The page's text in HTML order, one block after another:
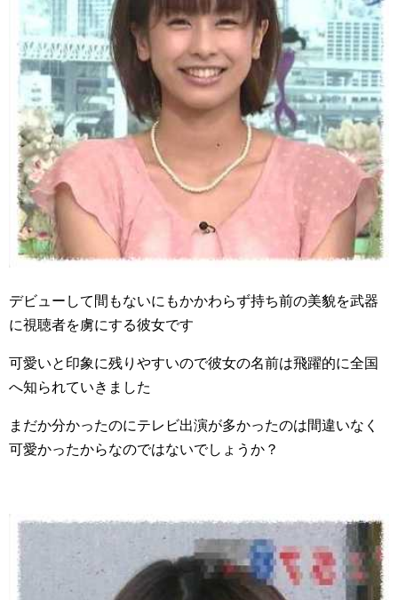
デビューして間もないにもかかわらず持ち前の美貌を武器
に視聴者を虜にする彼女です
可愛いと印象に残りやすいので彼女の名前は飛躍的に全国
へ知られていきました
まだか分かったのにテレビ出演が多かったのは間違いなく
可愛かったからなのではないでしょうか？